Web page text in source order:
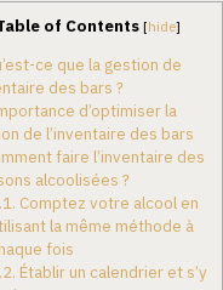
of Contents [hide]
ce que la gestion de
des bars ?
d’optimiser la
de l’inventaire des bars
faire l’inventaire des
alcoolisées ?
Comptez votre alcool en
la même méthode à
fois
Établir un calendrier et s’y